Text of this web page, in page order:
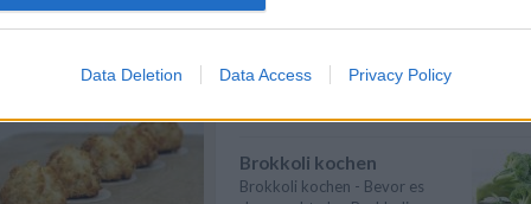
Data Deletion Data Access Privacy Policy
Anmelden
Gesund kochen - Mit
Brokkoli kochen
Brokkoli kochen - Bevor es